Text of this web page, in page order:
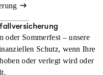
per Post zuschicken.
haben, schicken Sie
zurück.
oder Sommerfest – unsere
Schutz, wenn Ihre
oder verlegt wird oder